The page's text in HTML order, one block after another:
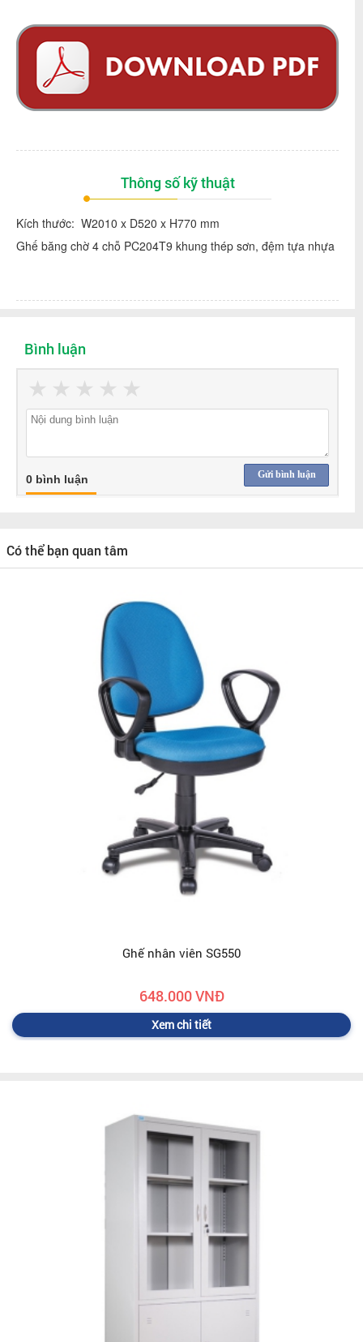
Thông số kỹ thuật
Kích thước: W2010 x D520 x H770 mm
Ghế băng chờ 4 chỗ PC204T9 khung thép sơn, đệm tựa nhựa
Bình luận
★
★
★
★
★
Gửi bình luận
0 bình luận
Có thể bạn quan tâm
Ghế nhân viên SG550
648.000 VNĐ
Xem chi tiết